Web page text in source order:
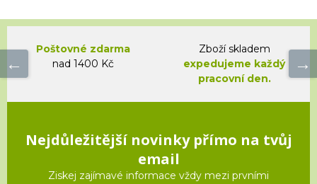
Poštovné zdarma
nad 1400 Kč
Zboží skladem
expedujeme každý
pracovní den.
Nejdůležitější novinky přímo na tvůj
email
Ziskej zajímavé informace vždy mezi prvními